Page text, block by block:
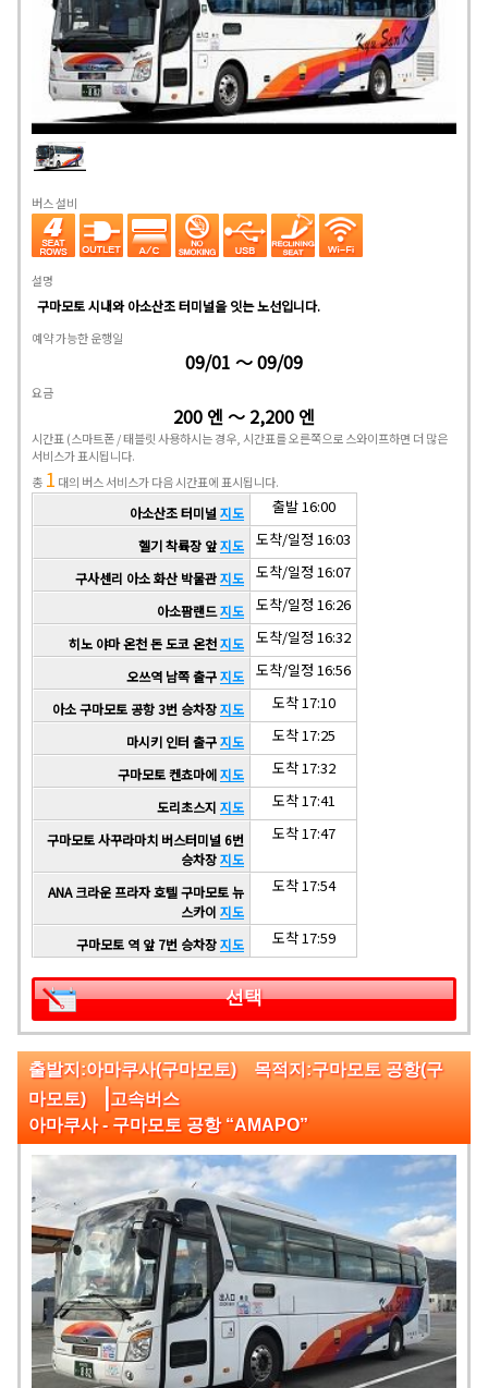
버스 설비
설명
구마모토 시내와 아소산조 터미널을 잇는 노선입니다.
예약 가능한 운행일
09/01 ～ 09/09
요금
200 엔 ～ 2,200 엔
시간표 (스마트폰 / 태블릿 사용하시는 경우, 시간표를 오른쪽으로 스와이프하면 더 많은
서비스가 표시됩니다.
총 1 대의 버스 서비스가 다음 시간표에 표시됩니다.
아소산조 터미널 지도 출발 16:00
헬기 착륙장 앞지도 도착/일정 16:03
구사센리 아소 화산 박물관지도 도착/일정 16:07
아소팜랜드지도 도착/일정 16:26
히노 야마 온천 돈 도코 온천지도 도착/일정 16:32
오쓰역 남쪽 출구지도 도착/일정 16:56
아소 구마모토 공항 3번 승차장지도 도착 17:10
마시키 인터 출구지도 도착 17:25
구마모토 켄쵸마에지도 도착 17:32
도리초스지 지도 도착 17:41
구마모토 사꾸라마치 버스터미널 6번
승차장지도
도착 17:47
ANA 크라운 프라자 호텔 구마모토 뉴
스카이 지도
도착 17:54
구마모토 역 앞 7번 승차장지도 도착 17:59
선택
출발지:아마쿠사(구마모토) 목적지:구마모토 공항(구
마모토) |고속버스
아마쿠사 - 구마모토 공항 “AMAPO”